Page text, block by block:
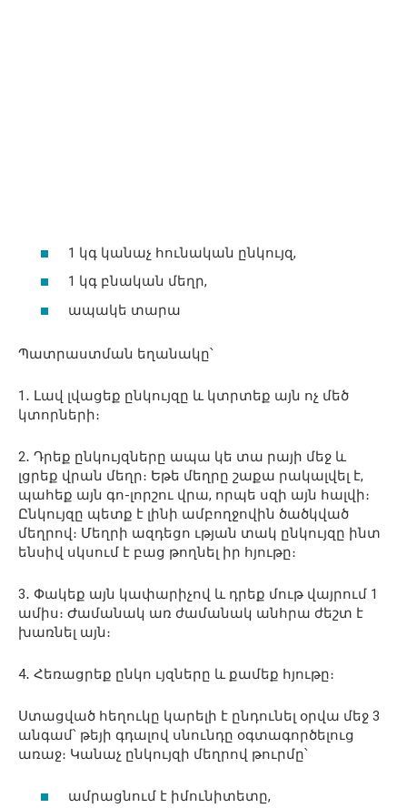
1 կգ կանաչ հունական ընկույզ,
1 կգ բնական մեղր,
ապակե տարա
Պատրաստման եղանակը՝
1․ Լավ լվացեք ընկույզը և կտրտեք այն ոչ մեծ
կտորների։
2․ Դրեք ընկույզները ապա կե տա րայի մեջ և
լցրեք վրան մեղր։ Եթե մեղրը շաքա րակալվել է,
պահեք այն գո-լորշու վրա, որպե սզի այն հալվի։
Ընկույզը պետք է լինի ամբողջովին ծածկված
մեղրով։ Մեղրի ազդեցո ւթյան տակ ընկույզը ինտ
ենսիվ սկսում է բաց թողնել իր հյութը։
3․ Փակեք այն կափարիչով և դրեք մութ վայրում 1
ամիս։ Ժամանակ առ ժամանակ անհրա ժեշտ է
խառնել այն։
4․ Հեռացրեք ընկո ւյզները և քամեք հյութը։
Ստացված հեղուկը կարելի է ընդունել օրվա մեջ 3
անգամ՝ թեյի գդալով սնունդը օգտագործելուց
առաջ։ Կանաչ ընկույզի մեղրով թուրմը՝
ամրացնում է իմունիտետը,